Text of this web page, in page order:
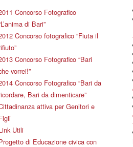
Concorso Fotografico
di Bari”
Concorso fotografico “Fiuta il
Concorso Fotografico “Bari
vorrei!”
Concorso Fotografico “Bari da
Bari da dimenticare”
attiva per Genitori e
Utili
di Educazione civica con